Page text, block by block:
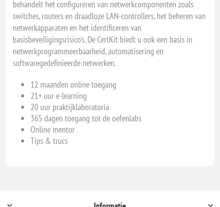
behandelt het configureren van netwerkcomponenten zoals
switches, routers en draadloze LAN-controllers, het beheren van
netwerkapparaten en het identificeren van
basisbeveiligingsrisico's. De CertKit biedt u ook een basis in
netwerkprogrammeerbaarheid, automatisering en
softwaregedefinieerde netwerken.
12 maanden online toegang
21+ uur e-learning
20 uur praktijklaboratoria
365 dagen toegang tot de oefenlabs
Online mentor
Tips & trucs